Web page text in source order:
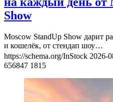
Show
Moscow StandUp Show дарит
и кошелёк, от стендап шоу…
https://schema.org/InStock 2026-
656847 1815